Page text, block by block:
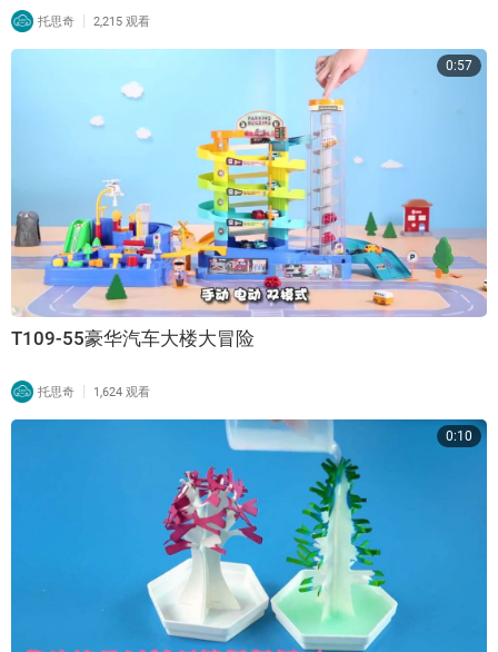
托思奇 | 2,215 观看
0:57
T109-55豪华汽车大楼大冒险
托思奇 | 1,624 观看
0:10